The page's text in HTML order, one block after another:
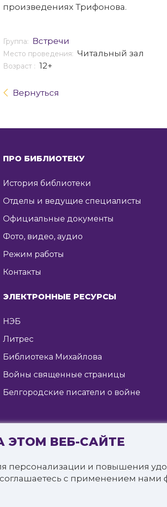
ЭТОМ ВЕБ-САЙТЕ
и повышения
с применением нами
произведениях Трифонова.
Группа: Встречи
Место проведения: Читальный зал
Возраст : 12+
Вернуться
ПРО БИБЛИОТЕКУ
История библиотеки
Отделы и ведущие специалисты
Официальные документы
Фото, видео, аудио
Режим работы
Контакты
ЭЛЕКТРОННЫЕ РЕСУРСЫ
НЭБ
Литрес
Библиотека Михайлова
Войны священные страницы
Белгородские писатели о войне
© 2016—2022 Государственное
Все права защищены.
Политика конфиденциальности